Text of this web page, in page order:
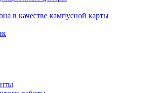
в качестве кампусной карты